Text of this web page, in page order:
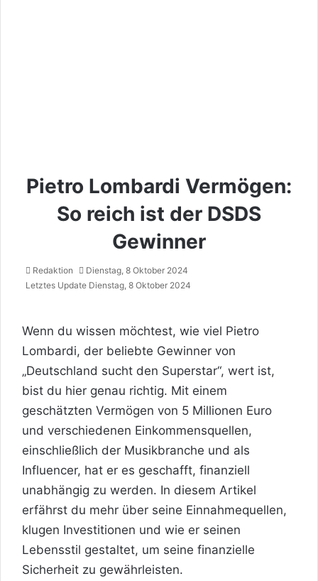
Pietro Lombardi Vermögen:
So reich ist der DSDS
Gewinner
Redaktion
Dienstag, 8 Oktober 2024
Letztes Update Dienstag, 8 Oktober 2024
Wenn du wissen möchtest, wie viel Pietro
Lombardi, der beliebte Gewinner von
„Deutschland sucht den Superstar“, wert ist,
bist du hier genau richtig. Mit einem
geschätzten Vermögen von 5 Millionen Euro
und verschiedenen Einkommensquellen,
einschließlich der Musikbranche und als
Influencer, hat er es geschafft, finanziell
unabhängig zu werden. In diesem Artikel
erfährst du mehr über seine Einnahmequellen,
klugen Investitionen und wie er seinen
Lebensstil gestaltet, um seine finanzielle
Sicherheit zu gewährleisten.